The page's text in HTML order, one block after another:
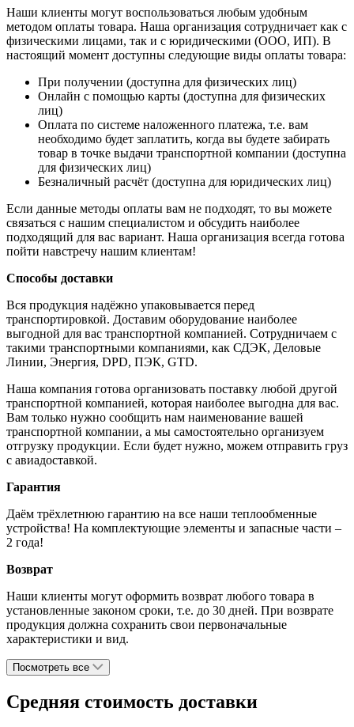
Наши клиенты могут воспользоваться любым удобным
методом оплаты товара. Наша организация сотрудничает как с
физическими лицами, так и с юридическими (ООО, ИП). В
настоящий момент доступны следующие виды оплаты товара:
При получении (доступна для физических лиц)
Онлайн с помощью карты (доступна для физических
лиц)
Оплата по системе наложенного платежа, т.е. вам
необходимо будет заплатить, когда вы будете забирать
товар в точке выдачи транспортной компании (доступна
для физических лиц)
Безналичный расчёт (доступна для юридических лиц)
Если данные методы оплаты вам не подходят, то вы можете
связаться с нашим специалистом и обсудить наиболее
подходящий для вас вариант. Наша организация всегда готова
пойти навстречу нашим клиентам!
Способы доставки
Вся продукция надёжно упаковывается перед
транспортировкой. Доставим оборудование наиболее
выгодной для вас транспортной компанией. Сотрудничаем с
такими транспортными компаниями, как СДЭК, Деловые
Линии, Энергия, DPD, ПЭК, GTD.
Наша компания готова организовать поставку любой другой
транспортной компанией, которая наиболее выгодна для вас.
Вам только нужно сообщить нам наименование вашей
транспортной компании, а мы самостоятельно организуем
отгрузку продукции. Если будет нужно, можем отправить груз
с авиадоставкой.
Гарантия
Даём трёхлетнюю гарантию на все наши теплообменные
устройства! На комплектующие элементы и запасные части –
2 года!
Возврат
Наши клиенты могут оформить возврат любого товара в
установленные законом сроки, т.е. до 30 дней. При возврате
продукция должна сохранить свои первоначальные
характеристики и вид.
Посмотреть все
Средняя стоимость доставки